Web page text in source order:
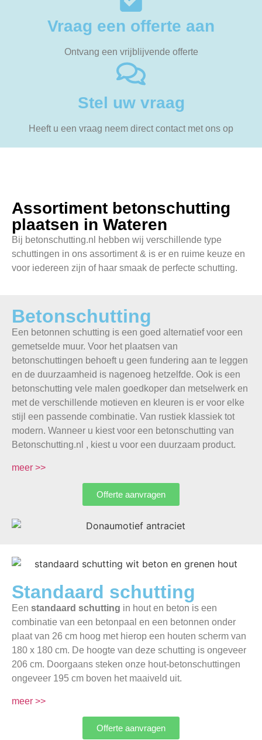
Vraag een offerte aan
Ontvang een vrijblijvende offerte
Stel uw vraag
Heeft u een vraag neem direct contact met ons op
Assortiment betonschutting
plaatsen in Wateren
Bij betonschutting.nl hebben wij verschillende type
schuttingen in ons assortiment & is er en ruime keuze en
voor iedereen zijn of haar smaak de perfecte schutting.
Betonschutting
Een betonnen schutting is een goed alternatief voor een
gemetselde muur. Voor het plaatsen van
betonschuttingen behoeft u geen fundering aan te leggen
en de duurzaamheid is nagenoeg hetzelfde. Ook is een
betonschutting vele malen goedkoper dan metselwerk en
met de verschillende motieven en kleuren is er voor elke
stijl een passende combinatie. Van rustiek klassiek tot
modern. Wanneer u kiest voor een betonschutting van
Betonschutting.nl , kiest u voor een duurzaam product.
meer >>
Offerte aanvragen
Standaard schutting
Een standaard schutting in hout en beton is een
combinatie van een betonpaal en een betonnen onder
plaat van 26 cm hoog met hierop een houten scherm van
180 x 180 cm. De hoogte van deze schutting is ongeveer
206 cm. Doorgaans steken onze hout-betonschuttingen
ongeveer 195 cm boven het maaiveld uit.
meer >>
Offerte aanvragen